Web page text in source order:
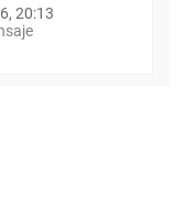
20:13